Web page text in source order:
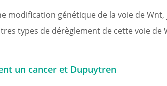
modification génétique de la voie de
types de dérèglement de cette voie
un cancer et Dupuytren